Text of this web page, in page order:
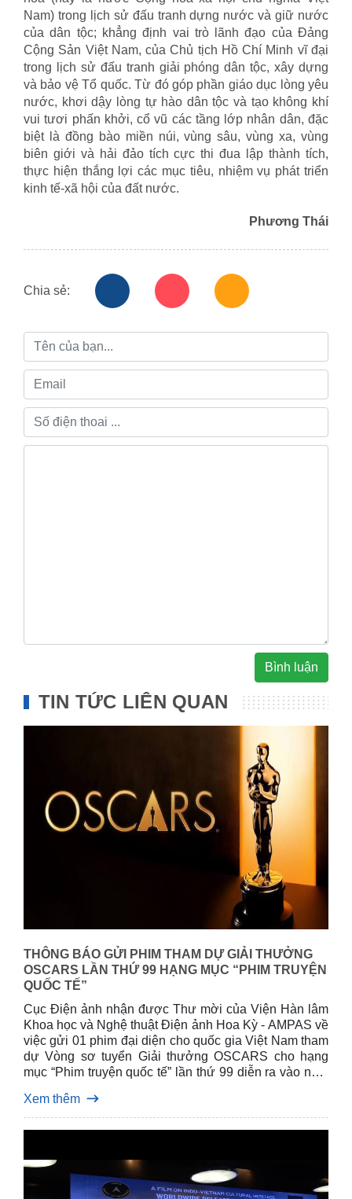
Nam) trong lịch sử đấu tranh dựng nước và giữ nước
của dân tộc; khẳng định vai trò lãnh đạo của Đảng
Cộng Sản Việt Nam, của Chủ tịch Hồ Chí Minh vĩ đại
trong lịch sử đấu tranh giải phóng dân tộc, xây dựng
và bảo vệ Tổ quốc. Từ đó góp phần giáo dục lòng yêu
nước, khơi dậy lòng tự hào dân tộc và tạo không khí
vui tươi phấn khởi, cổ vũ các tầng lớp nhân dân, đặc
biệt là đồng bào miền núi, vùng sâu, vùng xa, vùng
biên giới và hải đảo tích cực thi đua lập thành tích,
thực hiện thắng lợi các mục tiêu, nhiệm vụ phát triển
kinh tế-xã hội của đất nước.
Phương Thái
Chia sẻ:
Bình luận
TIN TỨC LIÊN QUAN
THÔNG BÁO GỬI PHIM THAM DỰ GIẢI THƯỞNG
OSCARS LẦN THỨ 99 HẠNG MỤC “PHIM TRUYỆN
QUỐC TẾ”
Cục Điện ảnh nhận đ­ược Thư mời của Viện Hàn lâm
Khoa học và Nghệ thuật Điện ảnh Hoa Kỳ - AMPAS về
việc gửi 01 phim đại diện cho quốc gia Việt Nam tham
dự Vòng sơ tuyển Giải thưởng OSCARS cho hạng
mục “Phim truyện quốc tế” lần thứ 99 diễn ra vào năm
Xem thêm